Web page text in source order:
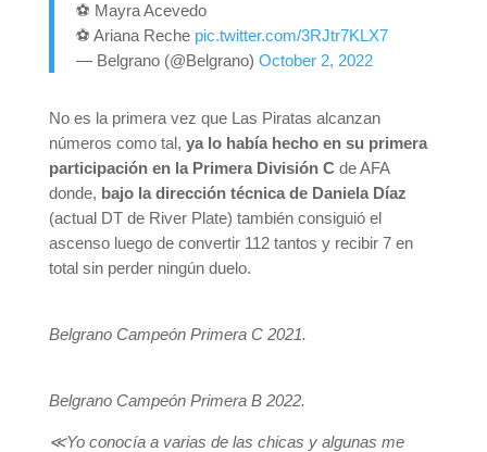
⚽️ Mayra Acevedo
⚽️ Ariana Reche pic.twitter.com/3RJtr7KLX7
— Belgrano (@Belgrano) October 2, 2022
No es la primera vez que Las Piratas alcanzan
números como tal, ya lo había hecho en su primera
participación en la Primera División C de AFA
donde, bajo la dirección técnica de Daniela Díaz
(actual DT de River Plate) también consiguió el
ascenso luego de convertir 112 tantos y recibir 7 en
total sin perder ningún duelo.
Belgrano Campeón Primera C 2021.
Belgrano Campeón Primera B 2022.
≪Yo conocía a varias de las chicas y algunas me